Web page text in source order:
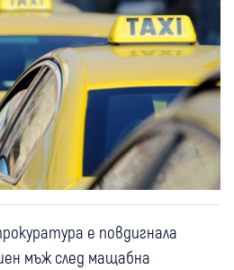
е повдигнала
мъж след мащабна